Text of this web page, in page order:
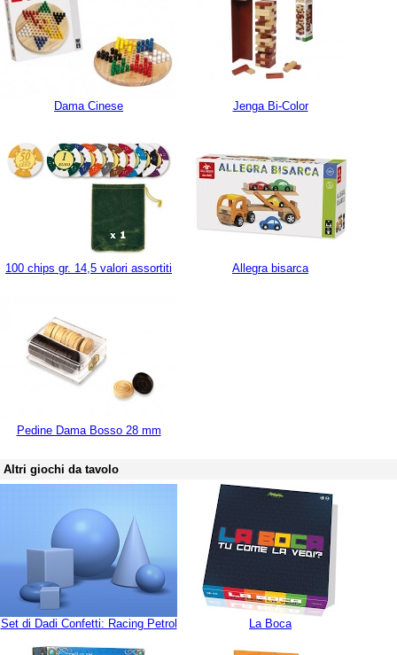
Dama Cinese Jenga Bi-Color
100 chips gr. 14,5 valori assortiti Allegra bisarca
Pedine Dama Bosso 28 mm
Altri giochi da tavolo
Set di Dadi Confetti: Racing Petrol La Boca